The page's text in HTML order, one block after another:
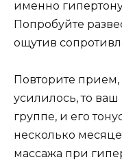
именно
Попробуйте
ощутив
Повторите
усилилось, то
группе, и его
несколько
массажа при